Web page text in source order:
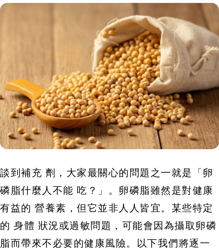
談到補充 劑，大家最關心的問題之一就是「卵
磷脂什麼人不能 吃？」。卵磷脂雖然是對健康
有益的 營養素，但它並非人人皆宜。某些特定
的 身體 狀況或過敏問題，可能會因為攝取卵磷
脂而帶來不必要的健康風險。以下我們將逐一